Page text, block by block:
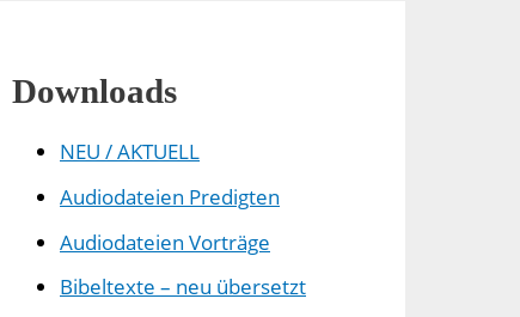
Downloads
NEU / AKTUELL
Audiodateien Predigten
Audiodateien Vorträge
Bibeltexte – neu übersetzt